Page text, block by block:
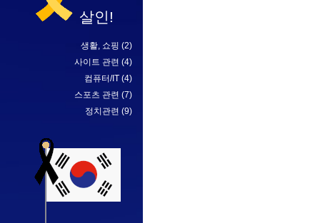
살인!
생활, 쇼핑 (2)
사이트 관련 (4)
컴퓨터/IT (4)
스포츠 관련 (7)
정치관련 (9)